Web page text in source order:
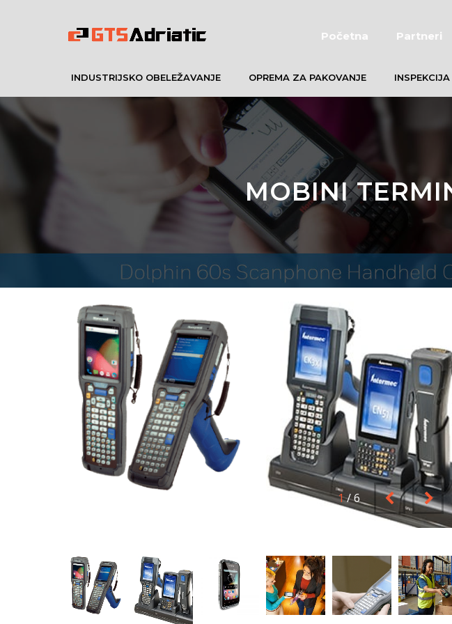
Početna Partneri
INDUSTRIJSKO OBELEŽAVANJE OPREMA ZA PAKOVANJE
MOBINI
1/6